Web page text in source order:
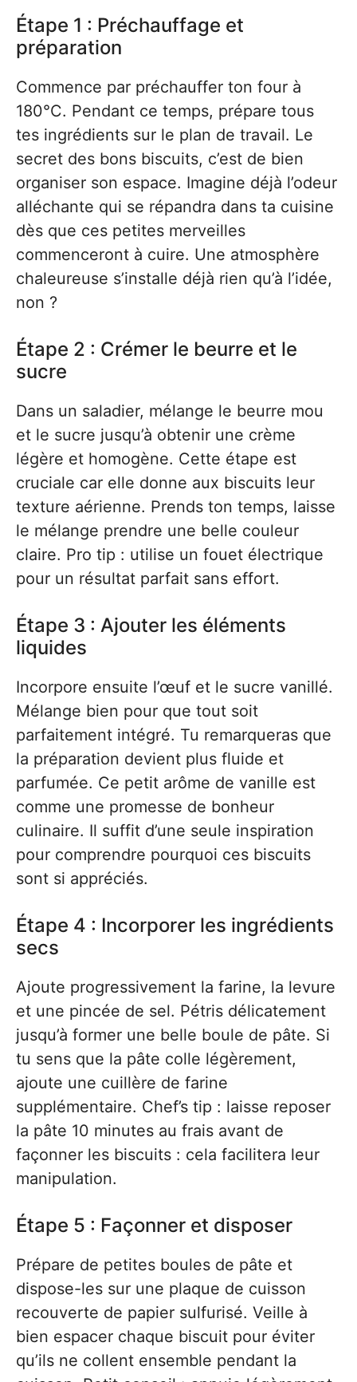
Étape 1 : Préchauffage et
préparation
Commence par préchauffer ton four à
180°C. Pendant ce temps, prépare tous
tes ingrédients sur le plan de travail. Le
secret des bons biscuits, c’est de bien
organiser son espace. Imagine déjà l’odeur
alléchante qui se répandra dans ta cuisine
dès que ces petites merveilles
commenceront à cuire. Une atmosphère
chaleureuse s’installe déjà rien qu’à l’idée,
non ?
Étape 2 : Crémer le beurre et le
sucre
Dans un saladier, mélange le beurre mou
et le sucre jusqu’à obtenir une crème
légère et homogène. Cette étape est
cruciale car elle donne aux biscuits leur
texture aérienne. Prends ton temps, laisse
le mélange prendre une belle couleur
claire. Pro tip : utilise un fouet électrique
pour un résultat parfait sans effort.
Étape 3 : Ajouter les éléments
liquides
Incorpore ensuite l’œuf et le sucre vanillé.
Mélange bien pour que tout soit
parfaitement intégré. Tu remarqueras que
la préparation devient plus fluide et
parfumée. Ce petit arôme de vanille est
comme une promesse de bonheur
culinaire. Il suffit d’une seule inspiration
pour comprendre pourquoi ces biscuits
sont si appréciés.
Étape 4 : Incorporer les ingrédients
secs
Ajoute progressivement la farine, la levure
et une pincée de sel. Pétris délicatement
jusqu’à former une belle boule de pâte. Si
tu sens que la pâte colle légèrement,
ajoute une cuillère de farine
supplémentaire. Chef’s tip : laisse reposer
la pâte 10 minutes au frais avant de
façonner les biscuits : cela facilitera leur
manipulation.
Étape 5 : Façonner et disposer
Prépare de petites boules de pâte et
dispose-les sur une plaque de cuisson
recouverte de papier sulfurisé. Veille à
bien espacer chaque biscuit pour éviter
qu’ils ne collent ensemble pendant la